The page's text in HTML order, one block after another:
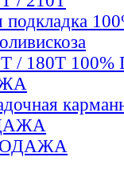
подкладка
/ 180Т 100%